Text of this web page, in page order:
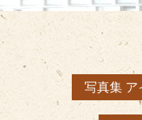
写真集 ア